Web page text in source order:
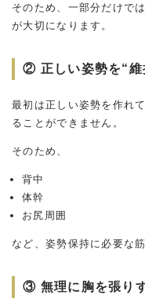
そのため、一部分だけで
が大切になります。
② 正しい姿勢を“維
最初は正しい姿勢を作れ
ることができません。
そのため、
背中
体幹
お尻周囲
など、姿勢保持に必要な
③ 無理に胸を張り